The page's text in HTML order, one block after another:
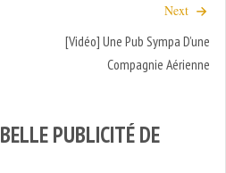
Next
[Vidéo] Une Pub Sympa D’une
Compagnie Aérienne
BELLE PUBLICITÉ DE